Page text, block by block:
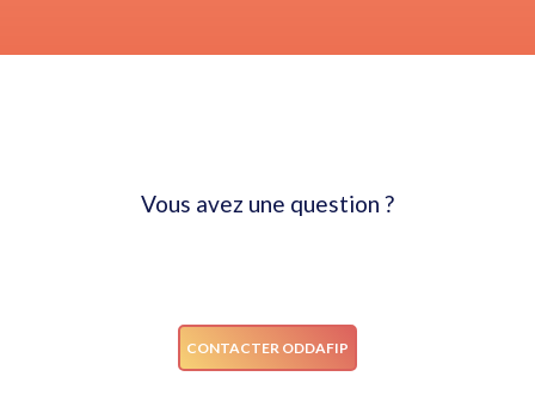
Vous avez une question ?
CONTACTER ODDAFIP